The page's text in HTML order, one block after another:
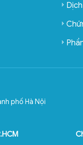
phố Hà Nội